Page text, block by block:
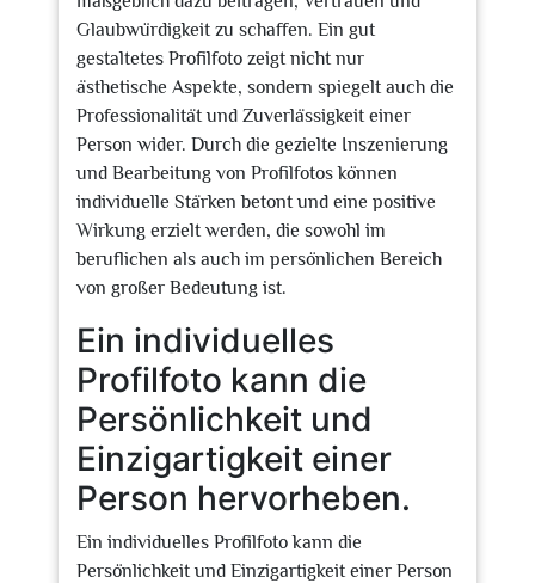
Glaubwürdigkeit zu schaffen. Ein gut
gestaltetes Profilfoto zeigt nicht nur
ästhetische Aspekte, sondern spiegelt auch die
Professionalität und Zuverlässigkeit einer
Person wider. Durch die gezielte Inszenierung
und Bearbeitung von Profilfotos können
individuelle Stärken betont und eine positive
Wirkung erzielt werden, die sowohl im
beruflichen als auch im persönlichen Bereich
von großer Bedeutung ist.
Ein individuelles
Profilfoto kann die
Persönlichkeit und
Einzigartigkeit einer
Person hervorheben.
Ein individuelles Profilfoto kann die
Persönlichkeit und Einzigartigkeit einer Person